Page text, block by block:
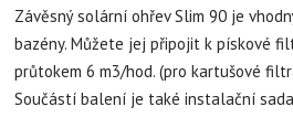
Závěsný solární ohřev Slim 90 je
bazény. Můžete jej připojit k pískové
průtokem 6 m3/hod. (pro kartušové
Součástí balení je také instalační